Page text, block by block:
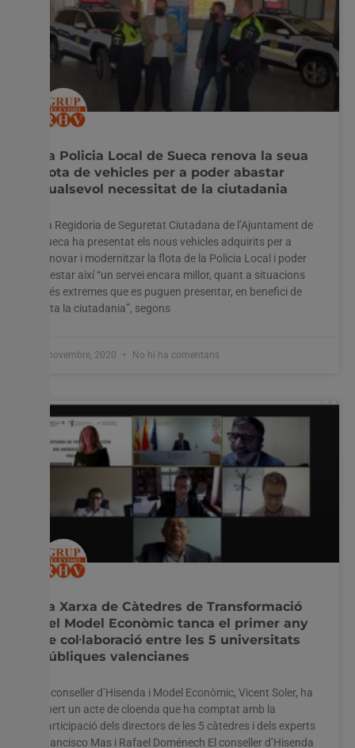
La Policia Local de Sueca renova la seua
flota de vehicles per a poder abastar
qualsevol necessitat de la ciutadania
La Regidoria de Seguretat Ciutadana de l’Ajuntament de
Sueca ha presentat els nous vehicles adquirits per a
renovar i modernitzar la flota de la Policia Local i poder
prestar així “un servei encara millor, quant a situacions
més extremes que es puguen presentar, en benefici de
tota la ciutadania”, segons
3 novembre, 2020 No hi ha comentaris
La Xarxa de Càtedres de Transformació
del Model Econòmic tanca el primer any
de col·laboració entre les 5 universitats
públiques valencianes
El conseller d’Hisenda i Model Econòmic, Vicent Soler, ha
obert un acte de cloenda que ha comptat amb la
participació dels directors de les 5 càtedres i dels experts
Francisco Mas i Rafael Doménech El conseller d’Hisenda